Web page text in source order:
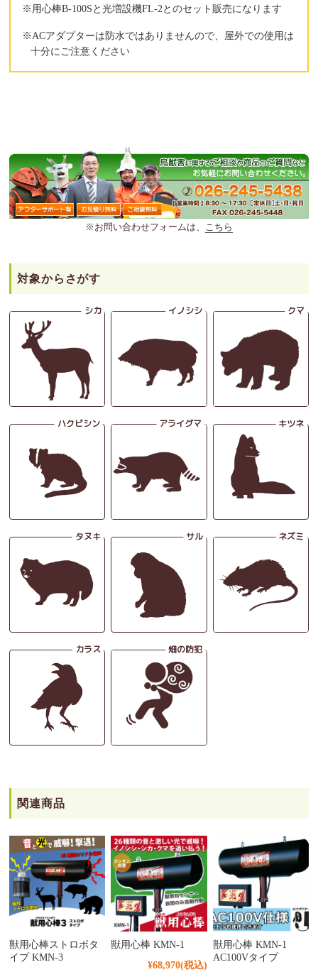
※用心棒B-100Sと光増設機FL-2とのセット販売になります
※ACアダプターは防水ではありませんので、屋外での使用は
十分にご注意ください
※お問い合わせフォームは、 こちら
対象からさがす
関連商品
獣用心棒ストロボタ
イプ KMN-3
獣用心棒 KMN-1
¥68,970(税込)
獣用心棒 KMN-1
AC100Vタイプ